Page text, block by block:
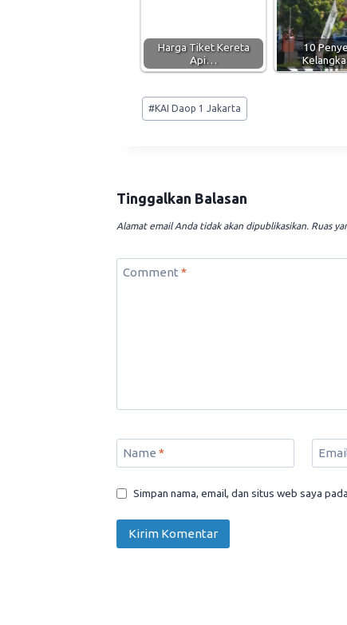
Harga Tiket Kereta
Api…
10
Post
Tags:
#KAI Daop 1 Jakarta
Tinggalkan Balasan
Alamat email Anda tidak akan dipublikasikan. Ruas
Comment *
Name *
Simpan nama, email, dan situs web saya